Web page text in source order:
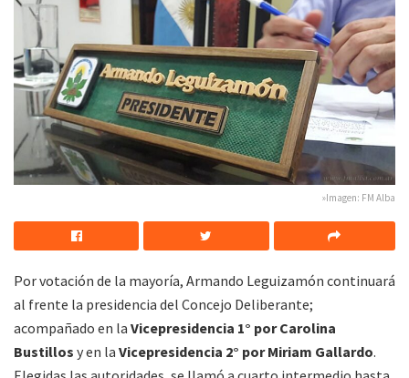
»Imagen: FM Alba
Por votación de la mayoría, Armando Leguizamón continuará
al frente la presidencia del Concejo Deliberante;
acompañado en la Vicepresidencia 1° por Carolina
Bustillos y en la Vicepresidencia 2° por Miriam Gallardo.